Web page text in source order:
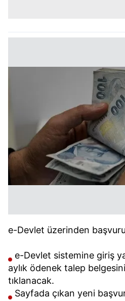
e-Devlet üzerinden
e-Devlet sistemine giriş
aylık ödenek talep
tıklanacak.
Sayfada çıkan yeni